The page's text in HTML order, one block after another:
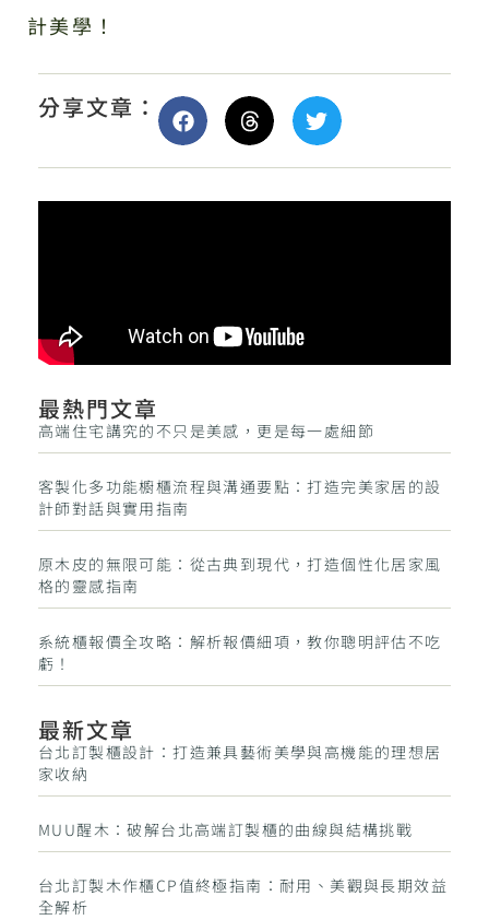
計美學！
分享文章：
最熱門文章
高端住宅講究的不只是美感，更是每一處細節
客製化多功能櫥櫃流程與溝通要點：打造完美家居的設
計師對話與實用指南
原木皮的無限可能：從古典到現代，打造個性化居家風
格的靈感指南
系統櫃報價全攻略：解析報價細項，教你聰明評估不吃
虧！
最新文章
台北訂製櫃設計：打造兼具藝術美學與高機能的理想居
家收納
MUU醒木：破解台北高端訂製櫃的曲線與結構挑戰
台北訂製木作櫃CP值終極指南：耐用、美觀與長期效益
全解析